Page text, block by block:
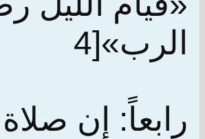
الرب»[4
رابعاً: إن صلاة